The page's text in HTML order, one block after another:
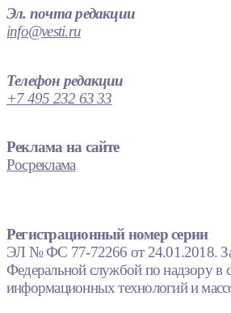
Эл. почта редакции
info@vesti.ru
Телефон редакции
+7 495 232 63 33
Реклама на сайте
Росреклама
Регистрационный номер серии
ЭЛ № ФС 77-72266 от 24.01.2018.
Федеральной службой по надзору в
информационных технологий и